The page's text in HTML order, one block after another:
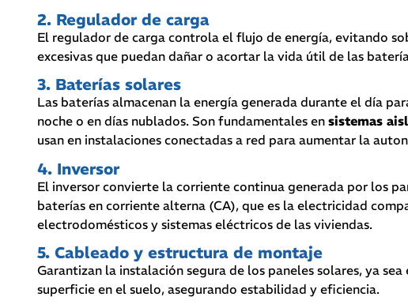
2. Regulador de carga
El regulador de carga controla el flujo de energía, evitando
excesivas que puedan dañar o acortar la vida útil de las
3. Baterías solares
Las baterías almacenan la energía generada durante el día
noche o en días nublados. Son fundamentales en sistemas
usan en instalaciones conectadas a red para aumentar la
4. Inversor
El inversor convierte la corriente continua generada por los
baterías en corriente alterna (CA), que es la electricidad
electrodomésticos y sistemas eléctricos de las viviendas.
5. Cableado y estructura de montaje
Garantizan la instalación segura de los paneles solares, ya
superficie en el suelo, asegurando estabilidad y eficiencia.